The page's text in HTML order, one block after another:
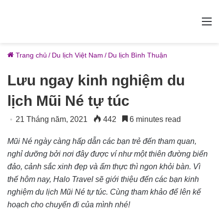
Trang chủ / Du lịch Việt Nam / Du lịch Bình Thuận
Lưu ngay kinh nghiệm du
lịch Mũi Né tự túc
21 Tháng năm, 2021 442 6 minutes read
Mũi Né ngày càng hấp dẫn các bạn trẻ đến tham quan,
nghỉ dưỡng bởi nơi đây được ví như một thiên đường biển
đảo, cảnh sắc xinh đẹp và ẩm thực thì ngon khỏi bàn. Vì
thế hôm nay, Halo Travel sẽ giới thiệu đến các bạn kinh
nghiệm du lịch Mũi Né tự túc. Cùng tham khảo để lên kế
hoạch cho chuyến đi của mình nhé!